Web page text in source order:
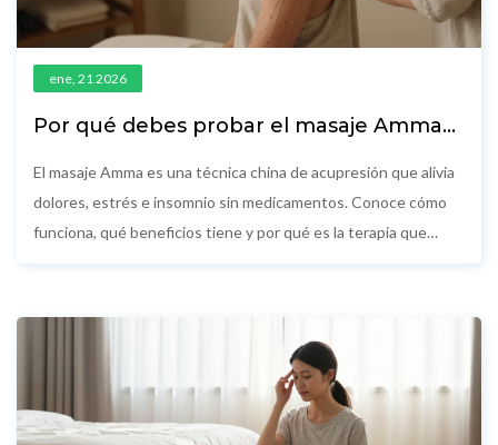
ene, 21 2026
Por qué debes probar el masaje Amma
El masaje Amma es una técnica china de acupresión que alivia
dolores, estrés e insomnio sin medicamentos. Conoce cómo
funciona, qué beneficios tiene y por qué es la terapia que